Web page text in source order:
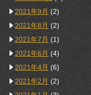
2021年9月 (2)
2021年8月 (2)
2021年7月 (1)
2021年6月 (4)
2021年4月 (6)
2021年2月 (2)